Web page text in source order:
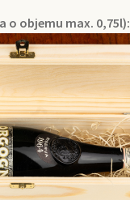
o objemu max. 0,75l):